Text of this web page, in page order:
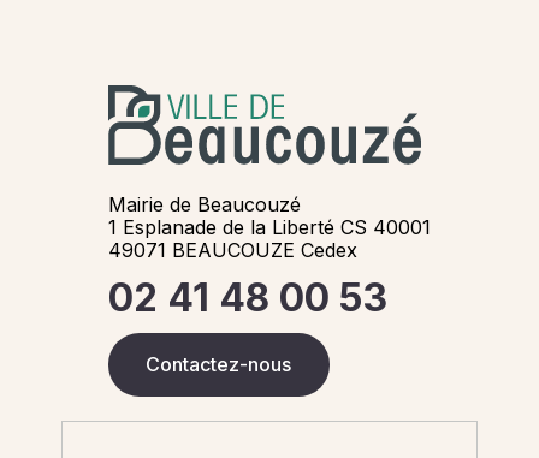
Mairie de Beaucouzé
1 Esplanade de la Liberté CS 40001
49071 BEAUCOUZE Cedex
02 41 48 00 53
Contactez-nous